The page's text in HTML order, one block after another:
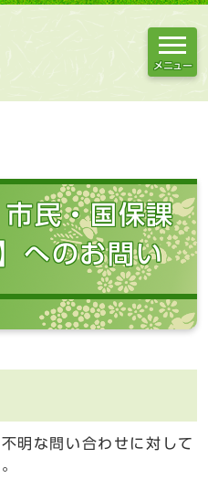
メニュー
市民・国保課
へのお問い
明な問い合わせに対して